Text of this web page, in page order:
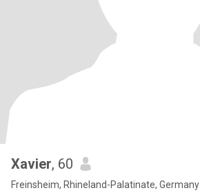
Xavier, 60
Freinsheim, Rhineland-Palatinate, Germany